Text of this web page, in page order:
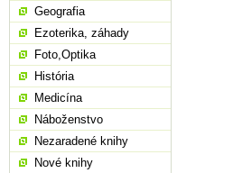
Geografia
Ezoterika, záhady
Foto,Optika
História
Medicína
Náboženstvo
Nezaradené knihy
Nové knihy